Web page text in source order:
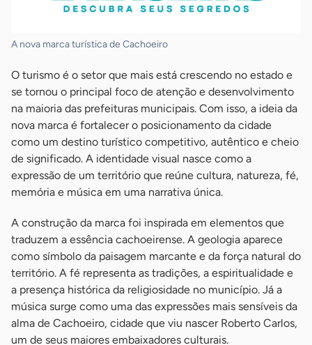
A nova marca turística de Cachoeiro
O turismo é o setor que mais está crescendo no estado e
se tornou o principal foco de atenção e desenvolvimento
na maioria das prefeituras municipais. Com isso, a ideia da
nova marca é fortalecer o posicionamento da cidade
como um destino turístico competitivo, autêntico e cheio
de significado. A identidade visual nasce como a
expressão de um território que reúne cultura, natureza, fé,
memória e música em uma narrativa única.
A construção da marca foi inspirada em elementos que
traduzem a essência cachoeirense. A geologia aparece
como símbolo da paisagem marcante e da força natural do
território. A fé representa as tradições, a espiritualidade e
a presença histórica da religiosidade no município. Já a
música surge como uma das expressões mais sensíveis da
alma de Cachoeiro, cidade que viu nascer Roberto Carlos,
um de seus maiores embaixadores culturais.